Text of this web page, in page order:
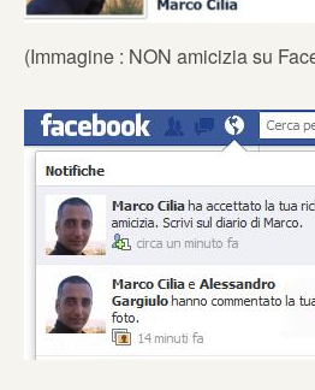
(Immagine : NON amicizia su